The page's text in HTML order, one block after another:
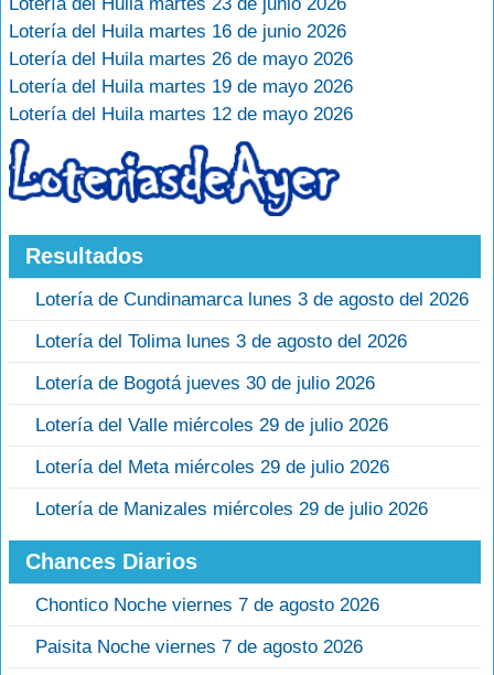
Lotería del Huila martes 16 de junio 2026
Lotería del Huila martes 26 de mayo 2026
Lotería del Huila martes 19 de mayo 2026
Lotería del Huila martes 12 de mayo 2026
Resultados
Lotería de Cundinamarca lunes 3 de agosto del 2026
Lotería del Tolima lunes 3 de agosto del 2026
Lotería de Bogotá jueves 30 de julio 2026
Lotería del Valle miércoles 29 de julio 2026
Lotería del Meta miércoles 29 de julio 2026
Lotería de Manizales miércoles 29 de julio 2026
Chances Diarios
Chontico Noche viernes 7 de agosto 2026
Paisita Noche viernes 7 de agosto 2026